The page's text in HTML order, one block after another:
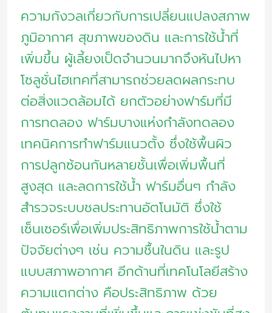
ความกังวลเกี่ยวกับการเปลี่ยนแปลงสภาพ
ภูมิอากาศ สุขภาพของดิน และการใช้น้ำที่
เพิ่มขึ้น ผู้เลี้ยงเป็ดจำนวนมากจึงหันไปหา
โซลูชั่นไฮเทคที่สามารถช่วยลดผลกระทบ
ต่อสิ่งแวดล้อมได้ ยกตัวอย่างฟาร์มที่มี
การทดลอง ฟาร์มบางแห่งกำลังทดลอง
เทคนิคการทำฟาร์มแนวตั้ง ซึ่งใช้พื้นผิว
การปลูกซ้อนกันหลายชั้นเพื่อเพิ่มพื้นที่
สูงสุด และลดการใช้น้ำ ฟาร์มอื่นๆ กำลัง
สำรวจระบบชลประทานอัตโนมัติ ซึ่งใช้
เซ็นเซอร์เพื่อเพิ่มประสิทธิภาพการใช้น้ำตาม
ปัจจัยต่างๆ เช่น ความชื้นในดิน และรูป
แบบสภาพอากาศ อีกด้านที่เทคโนโลยีสร้าง
ความแตกต่าง คือประสิทธิภาพ ด้วย